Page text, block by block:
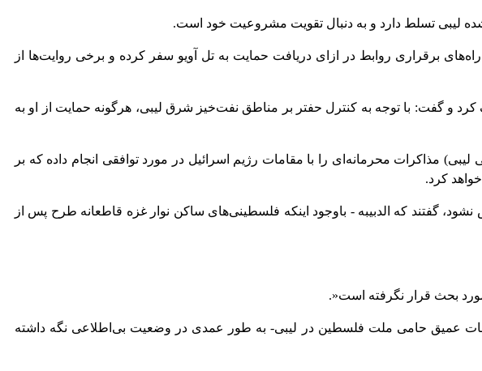
لیبی تسلط دارد و به دنبال تقویت مشروعیت خود است.
گفت وگو در مورد راه‌های برقراری روابط در ازای دریافت حمایت به تل آویو سفر کرده و برخی روایت‌ها از
و گفت: با توجه به کنترل حفتر بر مناطق نفت‌خیز شرق لیبی، هرگونه حمایت از او به
مذاکرات محرمانه‌ای را با مقامات رژیم اسرائیل در مورد توافقی انجام داده که بر
.
گفتند که الدبیبه - باوجود اینکه فلسطینی‌های ساکن نوار غزه قاطعانه طرح پس از
مورد بحث قرار نگرفته است.»
عمیق حامی ملت فلسطین در لیبی- به طور عمدی در وضعیت بی‌اطلاعی نگه داشته